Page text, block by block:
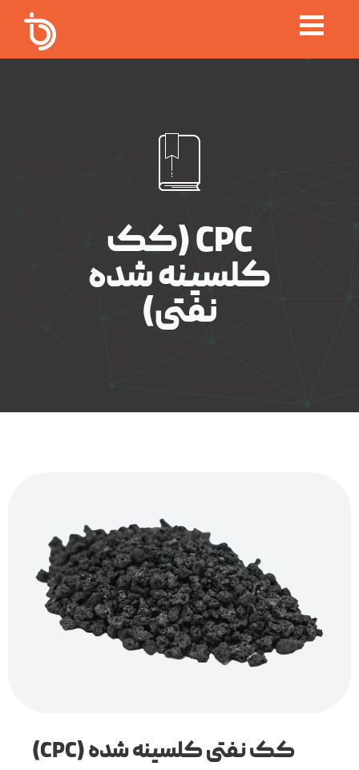
CPC (کک
کلسینه شده
نفتی)
کک نفتی کلسینه شده (CPC)